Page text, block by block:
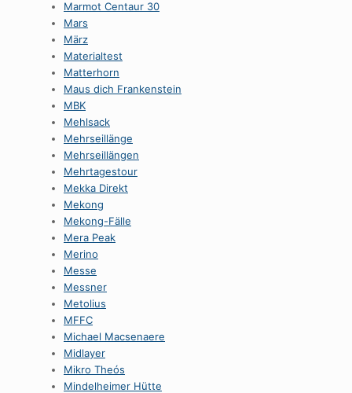
Marmot Centaur 30
Mars
März
Materialtest
Matterhorn
Maus dich Frankenstein
MBK
Mehlsack
Mehrseillänge
Mehrseillängen
Mehrtagestour
Mekka Direkt
Mekong
Mekong-Fälle
Mera Peak
Merino
Messe
Messner
Metolius
MFFC
Michael Macsenaere
Midlayer
Mikro Theós
Mindelheimer Hütte